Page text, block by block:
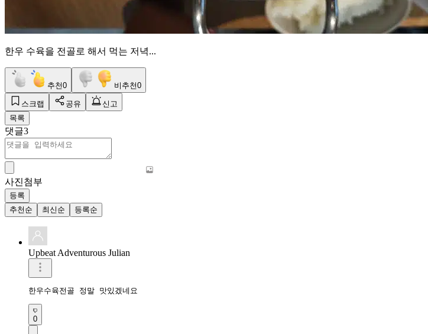
한우 수육을 전골로 해서 먹는 저녁...
추천0 비추천0
스크랩 공유
신고
목록
댓글3
사진첨부
등록
추천순
최신순 등록순
Upbeat Adventurous Julian
한우수육전골 정말 맛있겠네요
0